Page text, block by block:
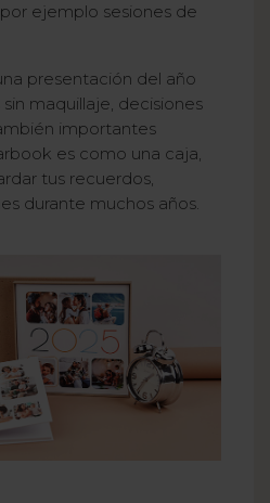
ejemplo sesiones de
presentación del año
maquillaje, decisiones
importantes
es como una caja,
tus recuerdos,
durante muchos años.